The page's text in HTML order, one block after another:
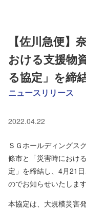
【佐川急便】
おける支援物
る協定」を締
ニュースリリース
2022.04.22
ＳＧホールディングス
條市と「災害時におけ
定」を締結し、4月21
のでお知らせいたします
本協定は、大規模災害